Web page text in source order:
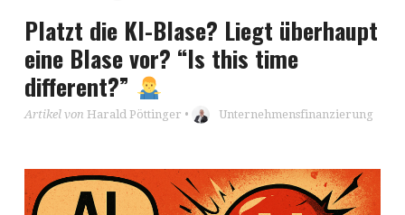
Platzt die KI-Blase? Liegt überhaupt
eine Blase vor? “Is this time
different?”
Artikel von Harald Pöttinger • Unternehmensfinanzierung